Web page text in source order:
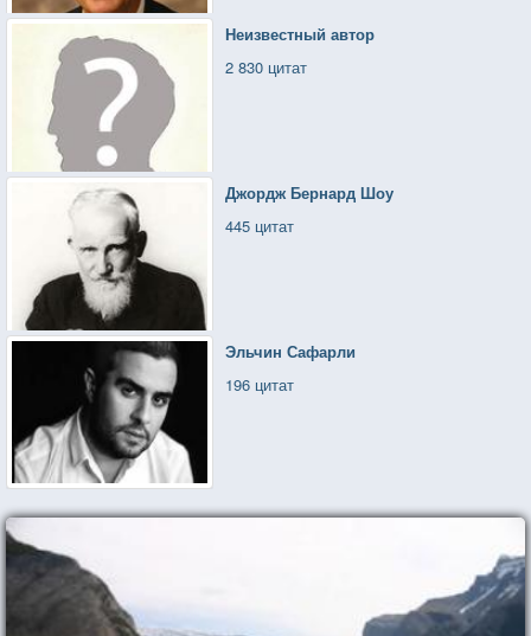
Неизвестный автор
2 830 цитат
Джордж Бернард Шоу
445 цитат
Эльчин Сафарли
196 цитат